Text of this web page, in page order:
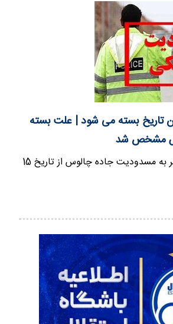
تاریخ بسته می شود | علت بسته
مشخص شد
عملیات عمرانی منجر به مسدودیت جاده چالوس از تاریخ 15